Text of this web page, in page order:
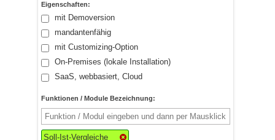
Eigenschaften:
mit Demoversion
mandantenfähig
mit Customizing-Option
On-Premises (lokale Installation)
SaaS, webbasiert, Cloud
Funktionen / Module Bezeichnung:
Soll-Ist-Vergleiche